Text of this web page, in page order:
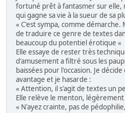
fortuné prêt à fantasmer sur elle,
qui gagne sa vie à la sueur de sa
« C'est sympa, comme démarche.
de traduire ce genre de textes
beaucoup du potentiel érotique «
Elle essaye de rester très
d'amusement a filtré sous les
baissées pour l'occasion. Je
avantage et je hasarde :
« Attention, il s'agit de textes un
Elle relève le menton,
« N'ayez crainte, pas de